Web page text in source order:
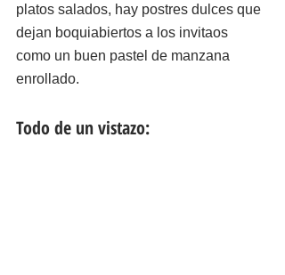
platos salados, hay postres dulces que
dejan boquiabiertos a los invitaos
como un buen pastel de manzana
enrollado.
Todo de un vistazo: